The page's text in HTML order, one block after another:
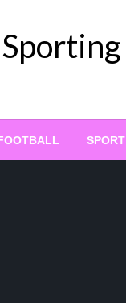
SPORT